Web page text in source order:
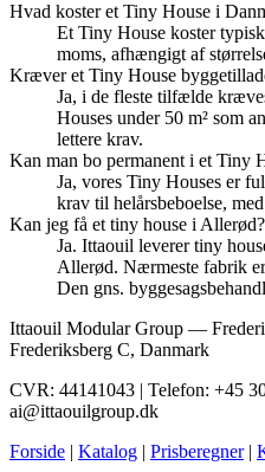
Hvad koster et Tiny House i
Et Tiny House koster
moms, afhængigt af
Kræver et Tiny House
Ja, i de fleste tilfælde
Houses under 50 m² som
lettere krav.
Kan man bo permanent i et Tiny
Ja, vores Tiny Houses er
krav til helårsbeboelse,
Kan jeg få et tiny house i Allerød?
Ja. Ittaouil leverer tiny
Allerød. Nærmeste fabrik
Den gns.
Ittaouil Modular Group —
Frederiksberg C, Danmark
CVR: 44141043 | Telefon: +45
ai@ittaouilgroup.dk
Forside | Katalog | Prisberegner|